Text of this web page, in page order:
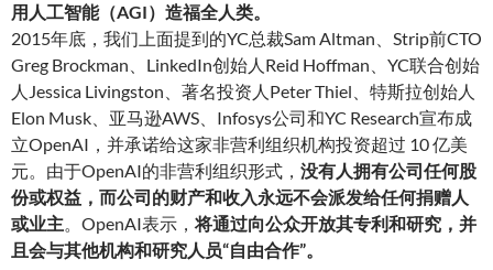
用人工智能（AGI）造福全人类。
2015年底，我们上面提到的YC总裁Sam Altman、Strip前CTO
Greg Brockman、LinkedIn创始人Reid Hoffman、YC联合创始
人Jessica Livingston、著名投资人Peter Thiel、特斯拉创始人
Elon Musk、亚马逊AWS、Infosys公司和YC Research宣布成
立OpenAI，并承诺给这家非营利组织机构投资超过 10 亿美
元。由于OpenAI的非营利组织形式， 没有人拥有公司任何股
份或权益，而公司的财产和收入永远不会派发给任何捐赠人
或业主。OpenAI表示，将通过向公众开放其专利和研究，并
且会与其他机构和研究人员“自由合作”。